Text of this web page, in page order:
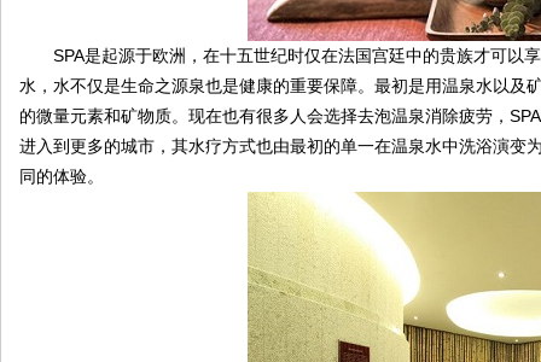
SPA是起源于欧洲，在十五世纪时仅在法国宫廷中的贵族才可以
水，水不仅是生命之源泉也是健康的重要保障。最初是用温泉水以
的微量元素和矿物质。现在也有很多人会选择去泡温泉消除疲劳，
进入到更多的城市，其水疗方式也由最初的单一在温泉水中洗浴演
同的体验。